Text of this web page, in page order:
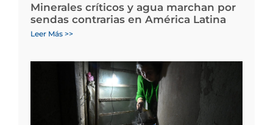
Minerales críticos y agua marchan por
sendas contrarias en América Latina
Leer Más >>